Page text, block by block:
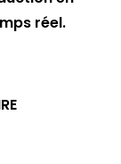
réel.